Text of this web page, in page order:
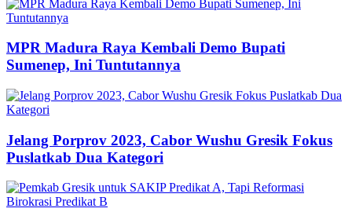
MPR Madura Raya Kembali Demo Bupati
Sumenep, Ini Tuntutannya
Jelang Porprov 2023, Cabor Wushu Gresik Fokus
Puslatkab Dua Kategori